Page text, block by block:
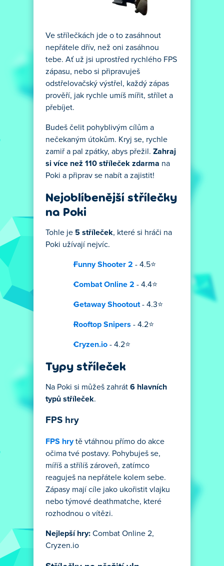
Ve střílečkách jde o to zasáhnout
nepřátele dřív, než oni zasáhnou
tebe. Ať už jsi uprostřed rychlého FPS
zápasu, nebo si připravuješ
odstřelovačský výstřel, každý zápas
prověří, jak rychle umíš mířit, střílet a
přebíjet.
Budeš čelit pohyblivým cílům a
nečekaným útokům. Kryj se, rychle
zamiř a pal zpátky, abys přežil. Zahraj
si více než 110 stříleček zdarma na
Poki a připrav se nabít a zajistit!
Nejoblíbenější střílečky
na Poki
Tohle je 5 stříleček, které si hráči na
Poki užívají nejvíc.
Funny Shooter 2 - 4.5⭐
Combat Online 2 - 4.4⭐
Getaway Shootout - 4.3⭐
Rooftop Snipers - 4.2⭐
Cryzen.io - 4.2⭐
Typy stříleček
Na Poki si můžeš zahrát 6 hlavních
typů stříleček.
FPS hry
FPS hrytě vtáhnou přímo do akce
očima tvé postavy. Pohybuješ se,
míříš a střílíš zároveň, zatímco
reaguješ na nepřátele kolem sebe.
Zápasy mají cíle jako ukořistit vlajku
nebo týmové deathmatche, které
rozhodnou o vítězi.
Nejlepší hry: Combat Online 2,
Cryzen.io